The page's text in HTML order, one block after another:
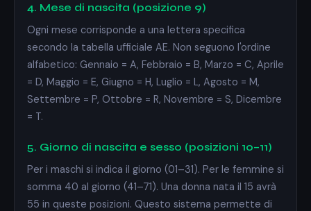
4. Mese di nascita (posizione 9)
Ogni mese corrisponde a una lettera specifica
secondo la tabella ufficiale AE. Non seguono l'ordine
alfabetico: Gennaio = A, Febbraio = B, Marzo = C, Aprile
= D, Maggio = E, Giugno = H, Luglio = L, Agosto = M,
Settembre = P, Ottobre = R, Novembre = S, Dicembre
= T.
5. Giorno di nascita e sesso (posizioni 10–11)
Per i maschi si indica il giorno (01–31). Per le femmine si
somma 40 al giorno (41–71). Una donna nata il 15 avrà
55 in queste posizioni. Questo sistema permette di